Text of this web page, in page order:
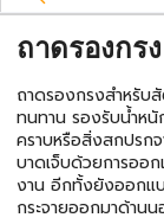
ถาดรองกร
ถาดรองกรงสำหรับ
ทนทาน รองรับน้ำหนั
คราบหรือสิ่งสกปรกจ
บาดเจ็บด้วยการออ
งาน อีกทั้งยังออกแ
กระจายออกมาด้าน